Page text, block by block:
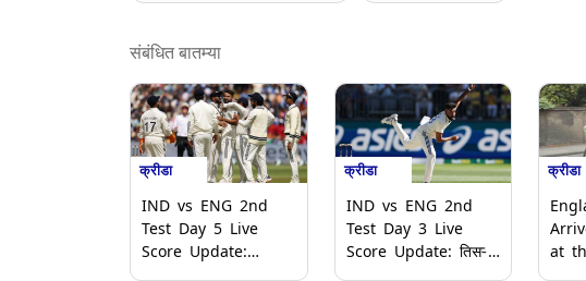
संबंधित बातम्या
क्रीडा
IND vs ENG 2nd
Test Day 5 Live
Score Update:
क्रीडा
IND vs ENG 2nd
Test Day 3 Live
Score Update: तिसऱ्या
क्रीडा
at